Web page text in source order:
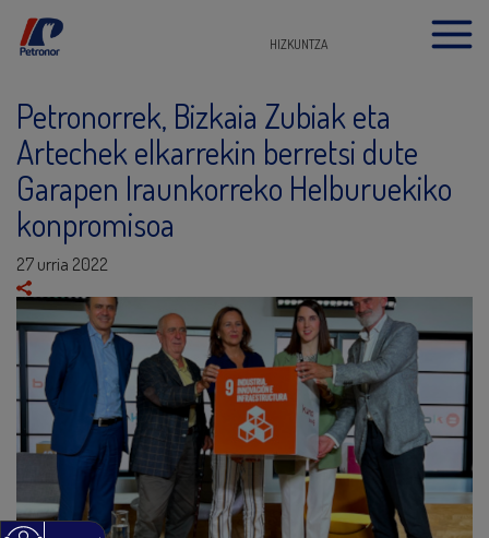
HIZKUNTZA
Petronorrek, Bizkaia Zubiak eta
Artechek elkarrekin berretsi dute
Garapen Iraunkorreko Helburuekiko
konpromisoa
27 urria 2022